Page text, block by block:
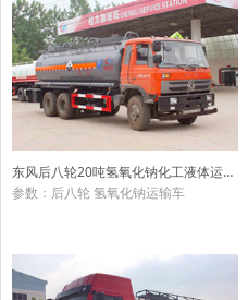
东风后八轮20吨氢氧化钠化工液体运输车
参数：后八轮 氢氧化钠运输车